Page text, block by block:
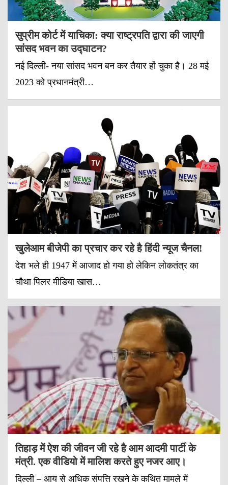
सुप्रीम कोर्ट में याचिका: क्या राष्ट्रपति द्वारा की जाएगी
सांसद भवन का उद्घाटन?
नई दिल्ली- नया सांसद भवन बन कर तैयार हों चुका है। 28 मई
2023 को प्रधानमंत्री…
खुलेआम बीजेपी का प्रचार कर रहे है हिंदी न्यूज चैनल!
देश भले ही 1947 में आजाद हो गया हो लेकिन लोकतंत्र का
चौथा पिलर मीडिया खास…
तिहाड़ में ऐश की जीवन जी रहे है आम आदमी पार्टी के
मंत्री. एक वीडियो में मालिश करते हुए नजर आए।
दिल्ली – आय से अधिक संपत्ति रखने के कथित मामले में